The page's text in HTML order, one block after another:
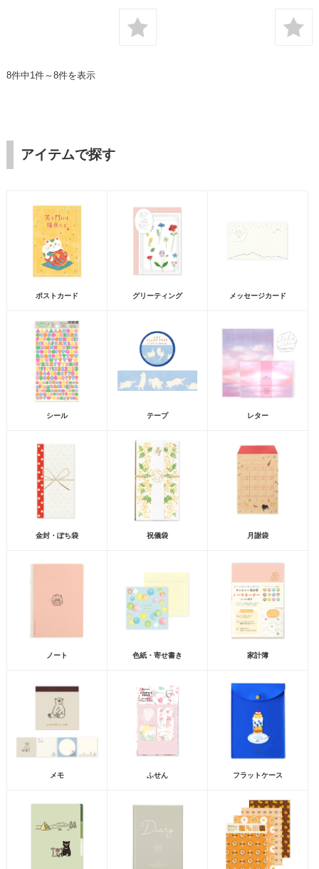
8件中1件～8件を表示
アイテムで探す
ポストカード グリーティング メッセージカード
シール テープ レター
金封・ぽち袋 祝儀袋 月謝袋
ノート 色紙・寄せ書き 家計簿
メモ ふせん フラットケース